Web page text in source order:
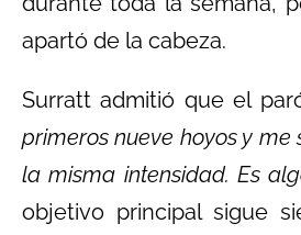
apartó de la cabeza.
Surratt admitió que el
primeros nueve hoyos y me
la misma intensidad. Es
objetivo principal sigue